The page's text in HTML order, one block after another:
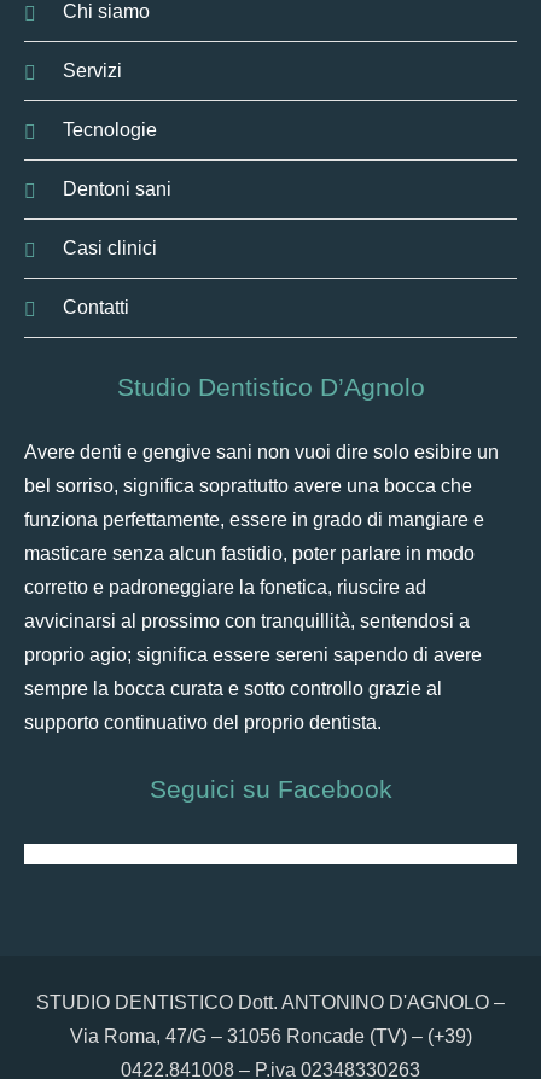
Chi siamo
Servizi
Tecnologie
Dentoni sani
Casi clinici
Contatti
Studio Dentistico D’Agnolo
Avere denti e gengive sani non vuoi dire solo esibire un
bel sorriso, significa soprattutto avere una bocca che
funziona perfettamente, essere in grado di mangiare e
masticare senza alcun fastidio, poter parlare in modo
corretto e padroneggiare la fonetica, riuscire ad
avvicinarsi al prossimo con tranquillità, sentendosi a
proprio agio; significa essere sereni sapendo di avere
sempre la bocca curata e sotto controllo grazie al
supporto continuativo del proprio dentista.
Seguici su Facebook
STUDIO DENTISTICO Dott. ANTONINO D'AGNOLO –
Via Roma, 47/G – 31056 Roncade (TV) – (+39)
0422.841008 – P.iva 02348330263